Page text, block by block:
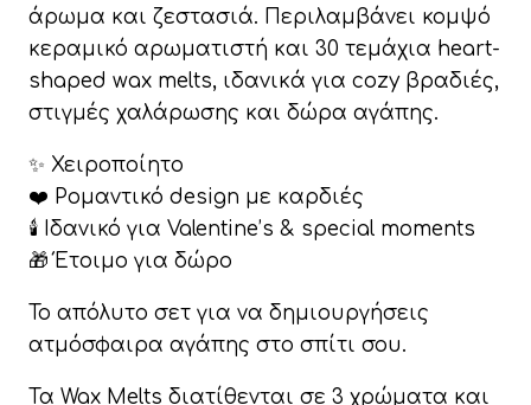
άρωμα και ζεστασιά. Περιλαμβάνει κομψό
κεραμικό αρωματιστή και 30 τεμάχια heart-
shaped wax melts, ιδανικά για cozy βραδιές,
στιγμές χαλάρωσης και δώρα αγάπης.
✨ Χειροποίητο
❤️ Ρομαντικό design με καρδιές
🕯️ Ιδανικό για Valentine’s & special moments
🎁 Έτοιμο για δώρο
Το απόλυτο σετ για να δημιουργήσεις
ατμόσφαιρα αγάπης στο σπίτι σου.
Τα Wax Melts διατίθενται σε 3 χρώματα και